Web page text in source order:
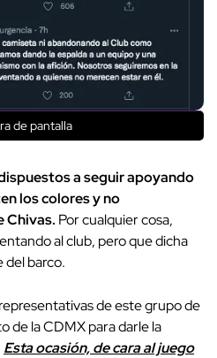
de pantalla
a seguir apoyando
los colores y no
Chivas. Por cualquier cosa,
al club, pero que dicha
del barco.
de este grupo de
de la CDMX para darle la
Esta ocasión, de cara al juego